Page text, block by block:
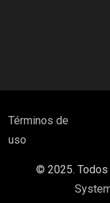
Términos de
uso
© 2025.